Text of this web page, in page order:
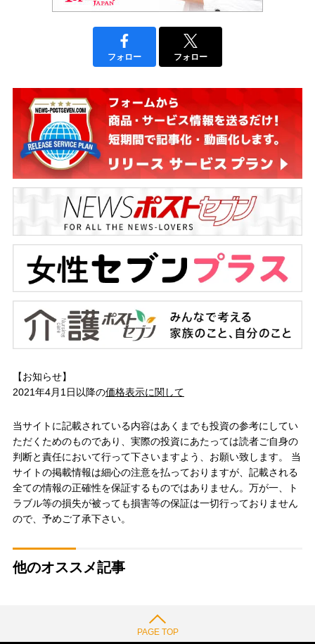
フォロー フォロー
【お知らせ】
2021年4月1日以降の価格表示に関して
当サイトに記載されている内容はあくまでも投資の参考にしてい
ただくためのものであり、実際の投資にあたっては読者ご自身の
判断と責任において行って下さいますよう、お願い致します。 当
サイトの掲載情報は細心の注意を払っておりますが、記載される
全ての情報の正確性を保証するものではありません。万が一、ト
ラブル等の損失が被っても損害等の保証は一切行っておりません
ので、予めご了承下さい。
他のオススメ記事
PAGE TOP